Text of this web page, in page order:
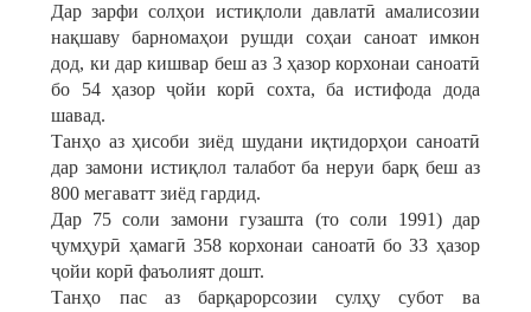
Дар зарфи солҳои истиқлоли давлатӣ амалисозии
нақшаву барномаҳои рушди соҳаи саноат имкон
дод, ки дар кишвар беш аз 3 ҳазор корхонаи саноатӣ
бо 54 ҳазор ҷойи корӣ сохта, ба истифода дода
шавад.
Танҳо аз ҳисоби зиёд шудани иқтидорҳои саноатӣ
дар замони истиқлол талабот ба неруи барқ беш аз
800 мегаватт зиёд гардид.
Дар 75 соли замони гузашта (то соли 1991) дар
ҷумҳурӣ ҳамагӣ 358 корхонаи саноатӣ бо 33 ҳазор
ҷойи корӣ фаъолият дошт.
Танҳо пас аз барқарорсозии сулҳу субот ва